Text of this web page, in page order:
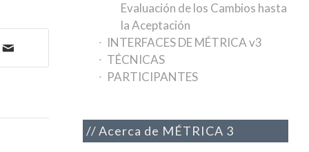
Evaluación de los Cambios hasta
la Aceptación
INTERFACES DE MÉTRICA v3
TÉCNICAS
PARTICIPANTES
Acerca de MÉTRICA 3